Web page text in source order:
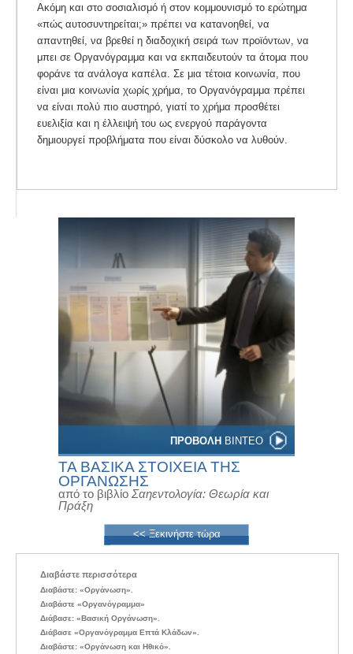
ΠΡΟΒΟΛΗ ΒΙΝΤΕΟ
ΤΑ ΒΑΣΙΚΑ ΣΤΟΙΧΕΙΑ ΤΗΣ
ΟΡΓΑΝΩΣΗΣ
από το βιβλίο Σαηεντολογία: Θεωρία και
Πράξη
<< Ξεκινήστε τώρα
Ακόμη και στο σοσιαλισμό ή στον κομμουνισμό το ερώτημα
«πώς αυτοσυντηρείται;» πρέπει να κατανοηθεί, να
απαντηθεί, να βρεθεί η διαδοχική σειρά των προϊόντων, να
μπει σε Οργανόγραμμα και να εκπαιδευτούν τα άτομα που
φοράνε τα ανάλογα καπέλα. Σε μια τέτοια κοινωνία, που
είναι μια κοινωνία χωρίς χρήμα, το Οργανόγραμμα πρέπει
να είναι πολύ πιο αυστηρό, γιατί το χρήμα προσθέτει
ευελιξία και η έλλειψή του ως ενεργού παράγοντα
δημιουργεί προβλήματα που είναι δύσκολο να λυθούν.
Διαβάστε περισσότερα
Διαβάστε: «Οργάνωση».
Διαβάστε «Οργανόγραμμα»
Διάβασε: «Βασική Οργάνωση».
Διάβασε «Οργανόγραμμα Επτά Κλάδων».
Διαβάστε: «Οργάνωση και Ηθικό».